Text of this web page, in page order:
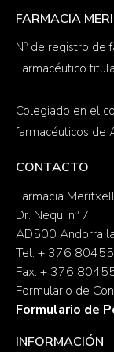
FARMACIA
Nº de registro de
Farmacéutico
Colegiado en el
farmacéuticos de
CONTACTO
Farmacia Meritxell
Dr. Nequi nº 7
AD500 Andorra
Tel: + 376
Fax: + 376
Formulario de
Formulario de
INFORMACIÓN